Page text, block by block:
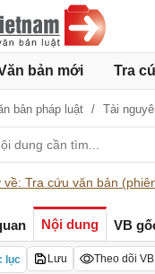
bản mới Tra
bản pháp luật Tài
về: Tra cứu văn bản
Nội dung VB
lục Lưu Theo dõi VB